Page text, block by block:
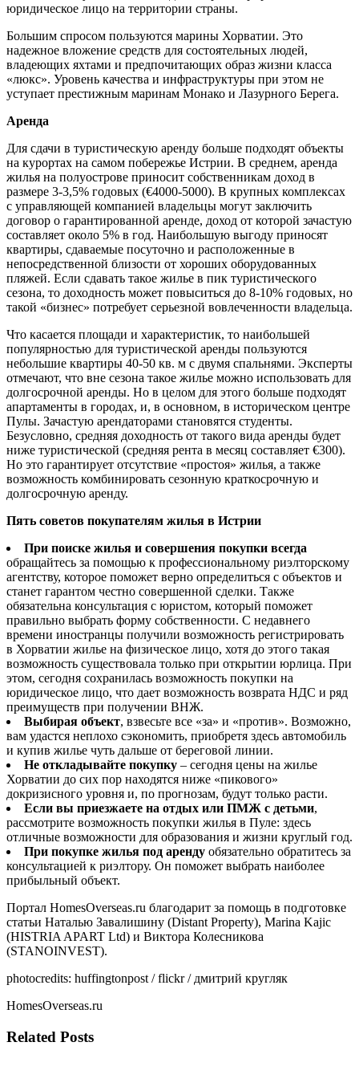
юридическое лицо на территории страны.
Большим спросом пользуются марины Хорватии. Это
надежное вложение средств для состоятельных людей,
владеющих яхтами и предпочитающих образ жизни класса
«люкс». Уровень качества и инфраструктуры при этом не
уступает престижным маринам Монако и Лазурного Берега.
Аренда
Для сдачи в туристическую аренду больше подходят объекты
на курортах на самом побережье Истрии. В среднем, аренда
жилья на полуострове приносит собственникам доход в
размере 3-3,5% годовых (€4000-5000). В крупных комплексах
с управляющей компанией владельцы могут заключить
договор о гарантированной аренде, доход от которой зачастую
составляет около 5% в год. Наибольшую выгоду приносят
квартиры, сдаваемые посуточно и расположенные в
непосредственной близости от хороших оборудованных
пляжей. Если сдавать такое жилье в пик туристического
сезона, то доходность может повыситься до 8-10% годовых, но
такой «бизнес» потребует серьезной вовлеченности владельца.
Что касается площади и характеристик, то наибольшей
популярностью для туристической аренды пользуются
небольшие квартиры 40-50 кв. м с двумя спальнями. Эксперты
отмечают, что вне сезона такое жилье можно использовать для
долгосрочной аренды. Но в целом для этого больше подходят
апартаменты в городах, и, в основном, в историческом центре
Пулы. Зачастую арендаторами становятся студенты.
Безусловно, средняя доходность от такого вида аренды будет
ниже туристической (средняя рента в месяц составляет €300).
Но это гарантирует отсутствие «простоя» жилья, а также
возможность комбинировать сезонную краткосрочную и
долгосрочную аренду.
Пять советов покупателям жилья в Истрии
При поиске жилья и совершения покупки всегда
обращайтесь за помощью к профессиональному риэлторскому
агентству, которое поможет верно определиться с объектов и
станет гарантом честно совершенной сделки. Также
обязательна консультация с юристом, который поможет
правильно выбрать форму собственности. С недавнего
времени иностранцы получили возможность регистрировать
в Хорватии жилье на физическое лицо, хотя до этого такая
возможность существовала только при открытии юрлица. При
этом, сегодня сохранилась возможность покупки на
юридическое лицо, что дает возможность возврата НДС и ряд
преимуществ при получении ВНЖ.
Выбирая объект, взвесьте все «за» и «против». Возможно,
вам удастся неплохо сэкономить, приобретя здесь автомобиль
и купив жилье чуть дальше от береговой линии.
Не откладывайте покупку – сегодня цены на жилье
Хорватии до сих пор находятся ниже «пикового»
докризисного уровня и, по прогнозам, будут только расти.
Если вы приезжаете на отдых или ПМЖ с детьми,
рассмотрите возможность покупки жилья в Пуле: здесь
отличные возможности для образования и жизни круглый год.
При покупке жилья под аренду обязательно обратитесь за
консультацией к риэлтору. Он поможет выбрать наиболее
прибыльный объект.
Портал HomesOverseas.ru благодарит за помощь в подготовке
статьи Наталью Завалишину (Distant Property), Marina Kajic
(HISTRIA APART Ltd) и Виктора Колесникова
(STANOINVEST).
photocredits: huffingtonpost / flickr / дмитрий кругляк
HomesOverseas.ru
Related Posts